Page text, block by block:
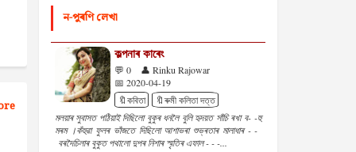
ন-পুৰণি লেখা
কল্পনাৰ কাৰেং
💬 0
👤 Rinku Rajowar
📅 2020-04-19
🔖কবিতা
🔖ৰুমী কলিতা দত্ত
মলয়াৰ সুবাসত পঠিয়াই দিছিলো বুকুৰ ধনলৈ বুলি হৃদয়ত সাঁচি ৰখা ব- -হু
মৰম ।কঁহুৱা ফুলৰ ভাঁজতে দিছিলো আশাভৰা শুভ্ৰতাৰ মালাধাৰ - -
বৰদৈচিলাৰ বুকুত পথালো দুপৰ নিশাৰ স্মৃতিৰ এফাল - - -...